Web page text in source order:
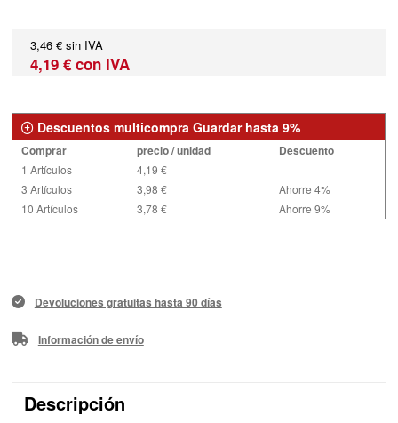
3,46 € sin IVA
4,19 € con IVA
Descuentos multicompra Guardar hasta 9%
Comprar precio / unidad Descuento
1 Artículos
4,19 €
3 Artículos
3,98 €
Ahorre 4%
10 Artículos
3,78 € Ahorre 9%
Devoluciones gratuitas hasta 90 días
Información de envío
Descripción